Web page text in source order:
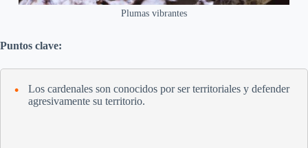
Plumas vibrantes
Puntos clave:
Los cardenales son conocidos por ser territoriales y defender
agresivamente su territorio.